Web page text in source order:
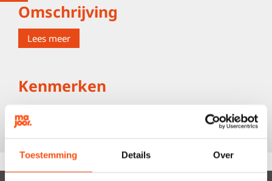
Toestemming Details Over
Omschrijving
Lees meer
Kenmerken
Meer kenmerken